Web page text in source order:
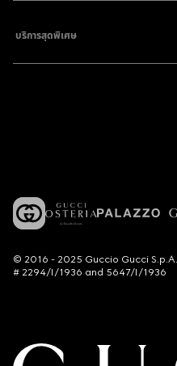
บริการสุดพิเศษ
© 2016 - 2025 Guccio Gucci
# 2294/I/1936 and 5647/I/1936